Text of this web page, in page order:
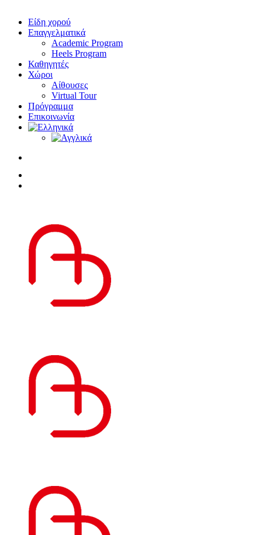
Είδη χορού
Επαγγελματικά
Academic Program
Heels Program
Καθηγητές
Χώροι
Αίθουσες
Virtual Tour
Πρόγραμμα
Επικοινωνία